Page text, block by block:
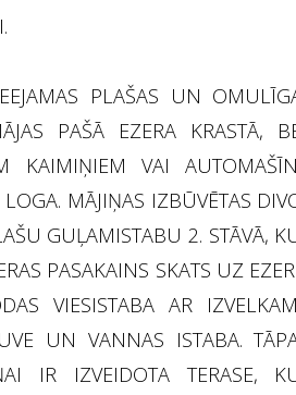
PLAŠAS UN
PAŠĀ EZERA KRASTĀ,
KAIMIŅIEM VAI
MĀJIŅAS IZBŪVĒTAS
GUĻAMISTABU 2. STĀVĀ,
PASAKAINS SKATS UZ
VIESISTABA AR
UN VANNAS ISTABA.
IR IZVEIDOTA TERASE,